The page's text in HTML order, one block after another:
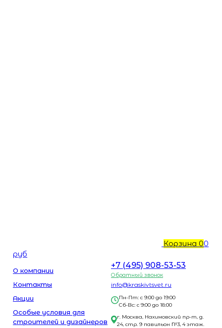
Корзина 00
руб
О компании
Контакты
Акции
Особые условия для
строителей и дизайнеров
+7 (495) 908-53-53
Обратный звонок
info@kraskivtsvet.ru
Пн-Пт: с 9:00 до 19:00
Сб-Вс: с 9:00 до 18:00
г. Москва, Нахимовский пр-т, д.
24, стр. 9 павильон №3, 4 этаж.